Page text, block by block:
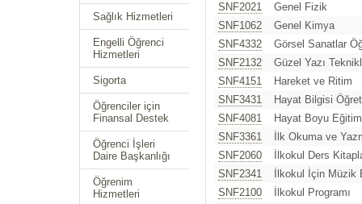
Sağlık Hizmetleri
Engelli Öğrenci
Hizmetleri
Sigorta
Öğrenciler için
Finansal Destek
Öğrenci İşleri
Daire Başkanlığı
Öğrenim
Hizmetleri
SNF2021
Genel Fizik
SNF1062
Genel Kimya
SNF4332
Görsel Sanatlar
SNF2132
Güzel Yazı
SNF4151
Hareket ve Ritim
SNF3431
Hayat Bilgisi
SNF4081
Hayat Boyu Eğitim
SNF3361
İlk Okuma ve
SNF2060
İlkokul Ders
SNF2341
İlkokul İçin Müzik
SNF2100
İlkokul Programı